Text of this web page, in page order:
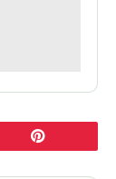
Pinterest